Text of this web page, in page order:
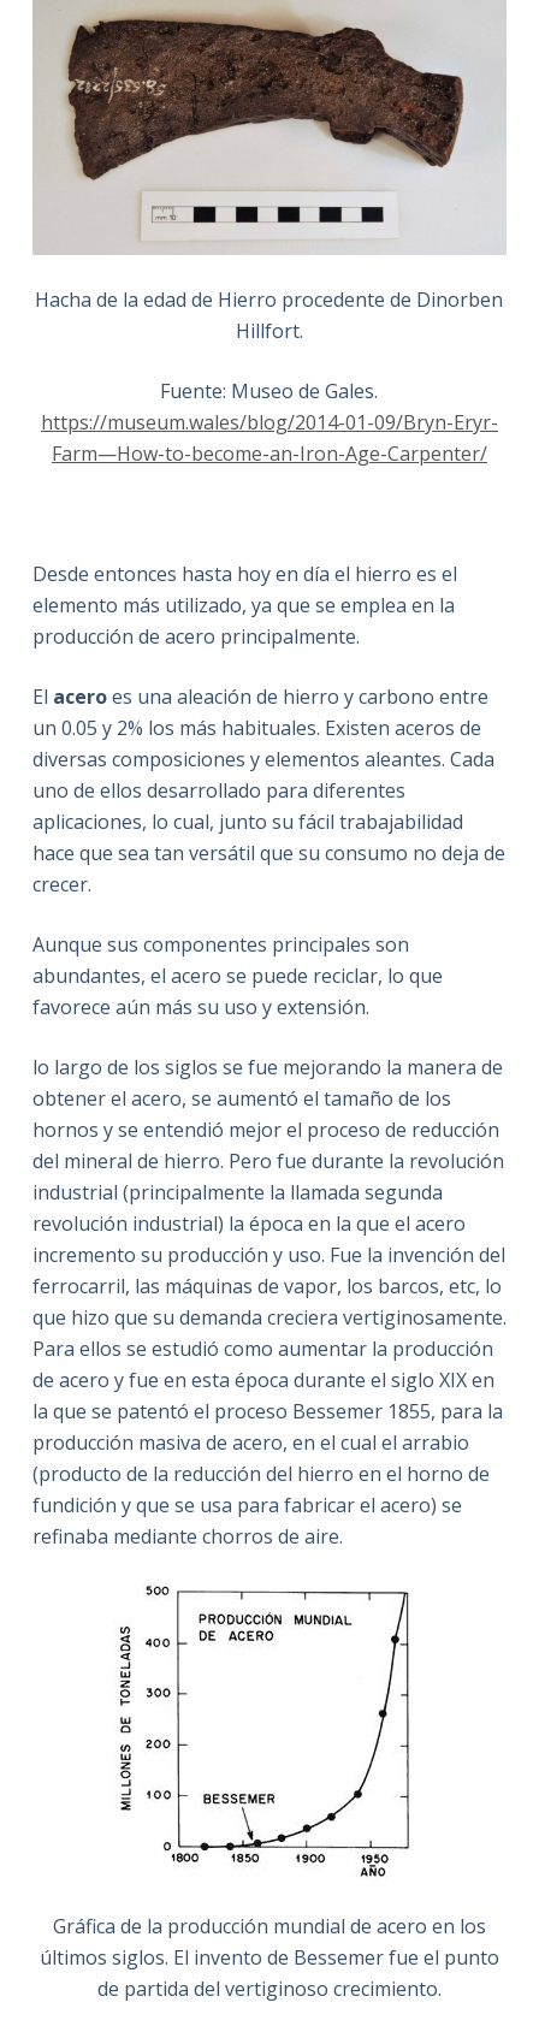
Hacha de la edad de Hierro procedente de Dinorben
Hillfort.
Fuente: Museo de Gales.
https://museum.wales/blog/2014-01-09/Bryn-Eryr-
Farm—How-to-become-an-Iron-Age-Carpenter/
Desde entonces hasta hoy en día el hierro es el
elemento más utilizado, ya que se emplea en la
producción de acero principalmente.
El aceroes una aleación de hierro y carbono entre
un 0.05 y 2% los más habituales. Existen aceros de
diversas composiciones y elementos aleantes. Cada
uno de ellos desarrollado para diferentes
aplicaciones, lo cual, junto su fácil trabajabilidad
hace que sea tan versátil que su consumo no deja de
crecer.
Aunque sus componentes principales son
abundantes, el acero se puede reciclar, lo que
favorece aún más su uso y extensión.
lo largo de los siglos se fue mejorando la manera de
obtener el acero, se aumentó el tamaño de los
hornos y se entendió mejor el proceso de reducción
del mineral de hierro. Pero fue durante la revolución
industrial (principalmente la llamada segunda
revolución industrial) la época en la que el acero
incremento su producción y uso. Fue la invención del
ferrocarril, las máquinas de vapor, los barcos, etc, lo
que hizo que su demanda creciera vertiginosamente.
Para ellos se estudió como aumentar la producción
de acero y fue en esta época durante el siglo XIX en
la que se patentó el proceso Bessemer 1855, para la
producción masiva de acero, en el cual el arrabio
(producto de la reducción del hierro en el horno de
fundición y que se usa para fabricar el acero) se
refinaba mediante chorros de aire.
Gráfica de la producción mundial de acero en los
últimos siglos. El invento de Bessemer fue el punto
de partida del vertiginoso crecimiento.